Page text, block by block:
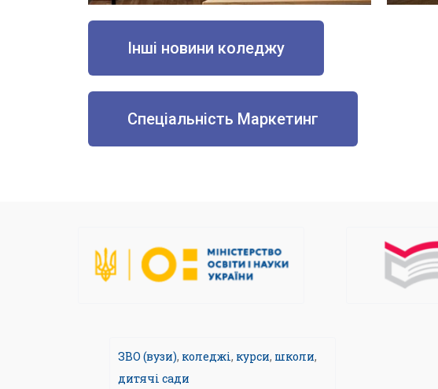
Інші новини коледжу
Спеціальність Маркетинг
ЗВО (вузи), коледжі, курси, школи,
дитячі сади